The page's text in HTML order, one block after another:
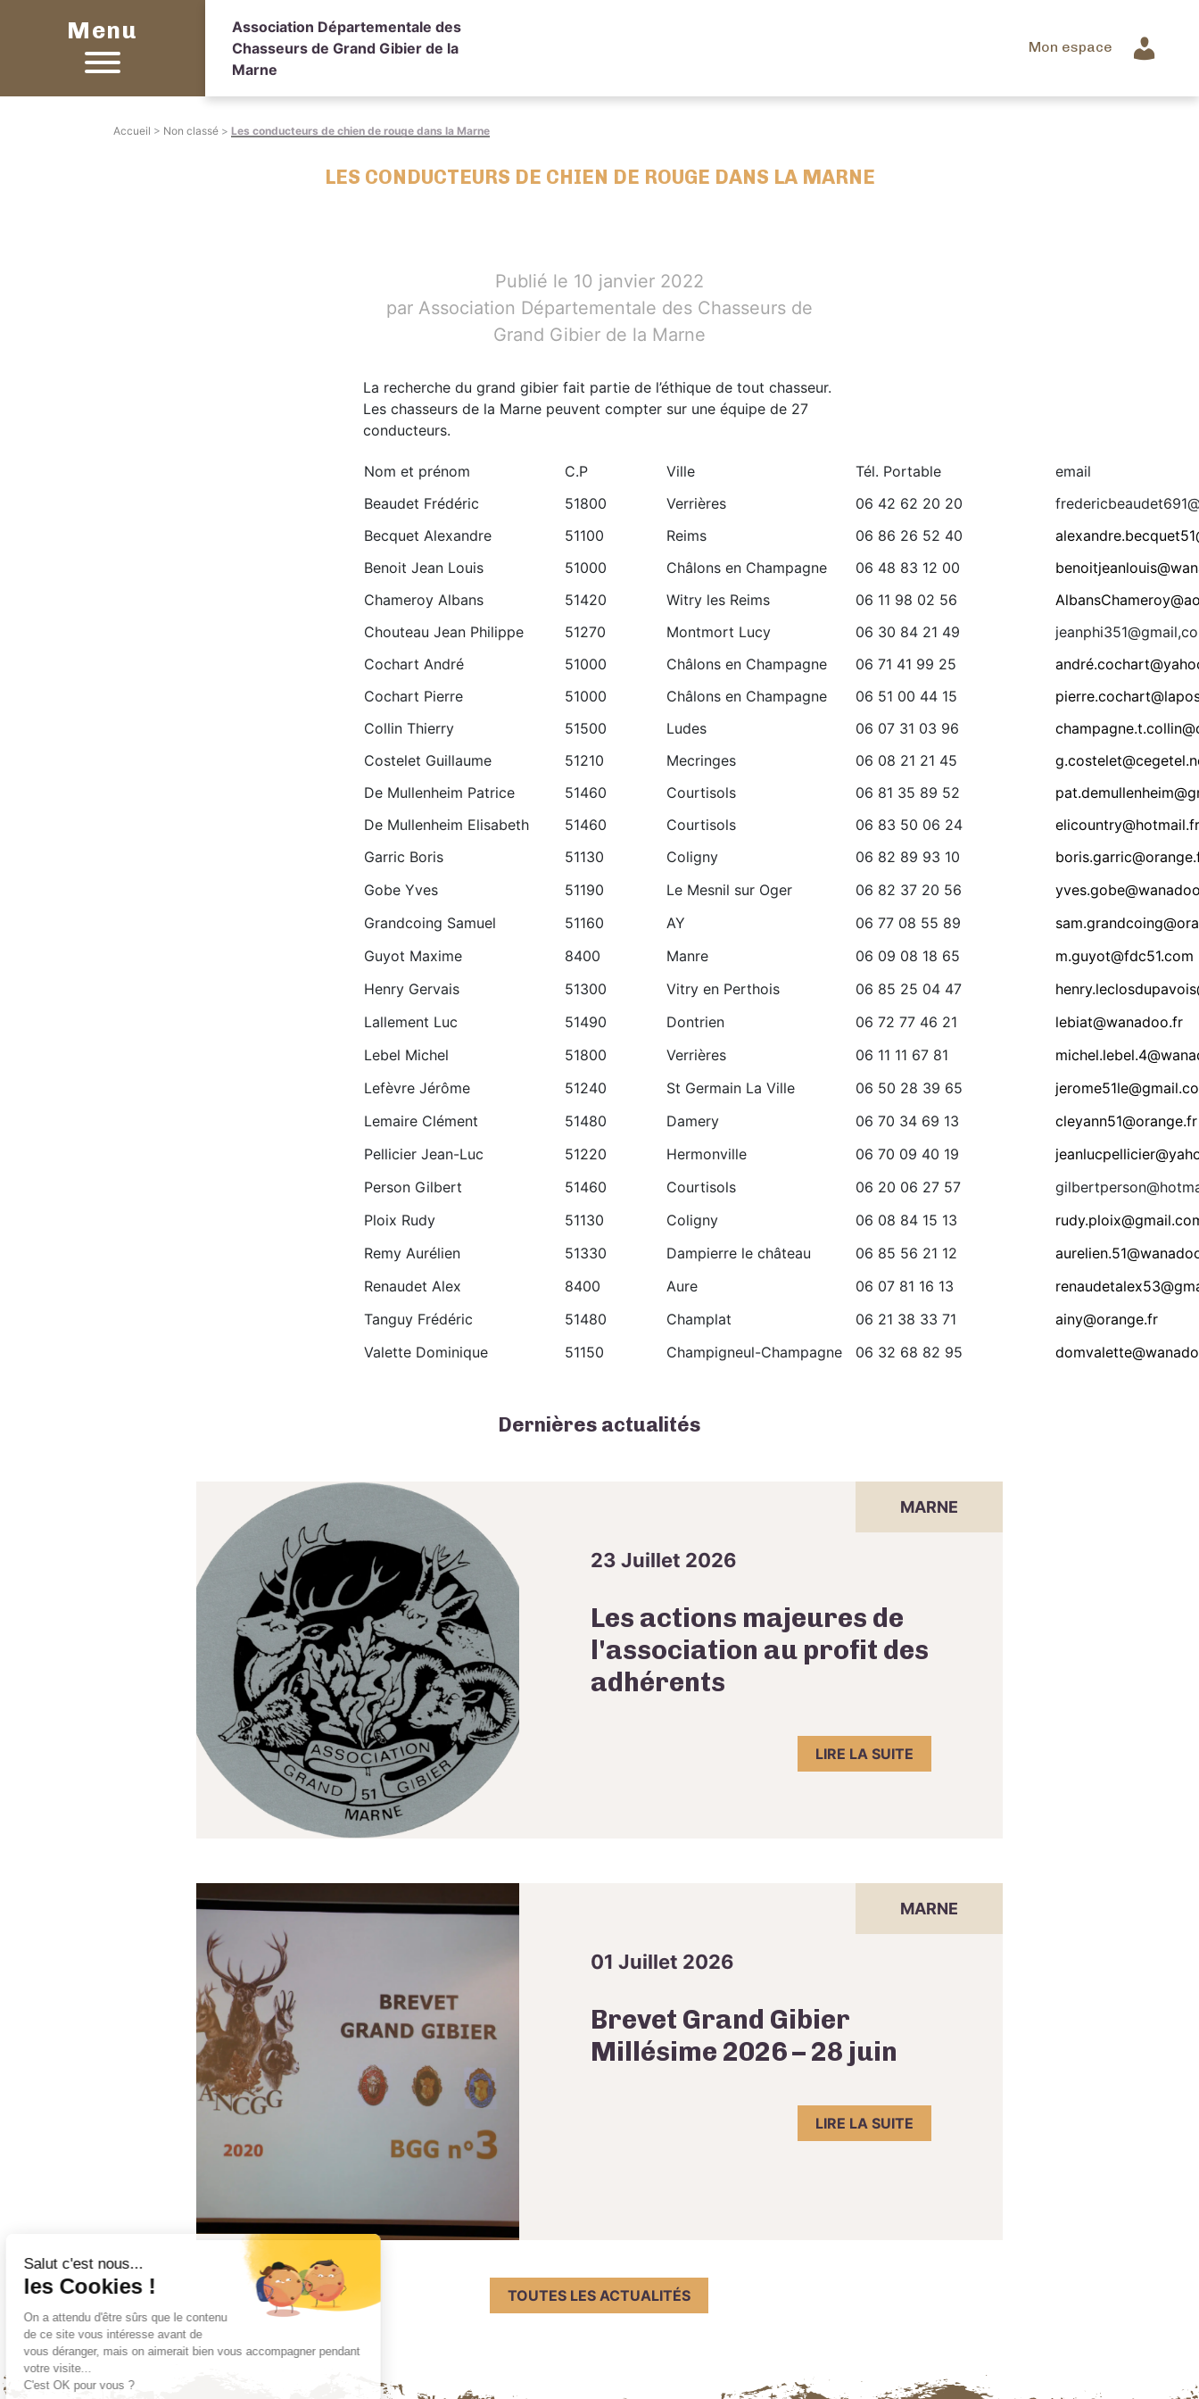
Menu
Association Départementale des
Chasseurs de Grand Gibier de la
Marne
Mon espace
Accueil > Non classé > Les conducteurs de chien de rouge dans la Marne
LES CONDUCTEURS DE CHIEN DE ROUGE DANS LA MARNE
Publié le 10 janvier 2022
par Association Départementale des Chasseurs de
Grand Gibier de la Marne
La recherche du grand gibier fait partie de l’éthique de tout chasseur.
Les chasseurs de la Marne peuvent compter sur une équipe de 27
conducteurs.
Nom et prénom C.P Ville Tél. Portable
email
Beaudet Frédéric
51800 Verrières 06 42 62 20 20
Becquet Alexandre
51100 Reims 06 86 26 52 40
Benoit Jean Louis
51000 Châlons en Champagne 06 48 83 12 00
Chameroy Albans
51420 Witry les Reims 06 11 98 02 56
Chouteau Jean Philippe
51270 Montmort Lucy 06 30 84 21 49
Cochart André
51000 Châlons en Champagne 06 71 41 99 25
Cochart Pierre
51000 Châlons en Champagne 06 51 00 44 15
Collin Thierry
51500 Ludes 06 07 31 03 96
Costelet Guillaume
51210 Mecringes 06 08 21 21 45
De Mullenheim Patrice
51460 Courtisols 06 81 35 89 52
De Mullenheim Elisabeth
51460 Courtisols 06 83 50 06 24
elicountry@hotmail.fr
Garric Boris
51130 Coligny 06 82 89 93 10
Gobe Yves
51190 Le Mesnil sur Oger 06 82 37 20 56
Grandcoing Samuel
51160 AY 06 77 08 55 89
Guyot Maxime
8400 Manre 06 09 08 18 65
m.guyot@fdc51.com
Henry Gervais
51300 Vitry en Perthois 06 85 25 04 47
Lallement Luc
51490 Dontrien 06 72 77 46 21
lebiat@wanadoo.fr
Lebel Michel
51800 Verrières 06 11 11 67 81
Lefèvre Jérôme
51240 St Germain La Ville 06 50 28 39 65
Lemaire Clément
51480 Damery 06 70 34 69 13
cleyann51@orange.fr
Pellicier Jean-Luc
51220 Hermonville 06 70 09 40 19
Person Gilbert
51460 Courtisols 06 20 06 27 57
Ploix Rudy
51130 Coligny 06 08 84 15 13
Remy Aurélien
51330 Dampierre le château 06 85 56 21 12
Renaudet Alex
8400 Aure 06 07 81 16 13
Tanguy Frédéric
51480 Champlat 06 21 38 33 71
ainy@orange.fr
Valette Dominique
51150 Champigneul-Champagne 06 32 68 82 95
Dernières actualités
MARNE
23 Juillet 2026
Les actions majeures de
l'association au profit des
adhérents
LIRE LA SUITE
MARNE
01 Juillet 2026
Brevet Grand Gibier
Millésime 2026 – 28 juin
LIRE LA SUITE
TOUTES LES ACTUALITÉS